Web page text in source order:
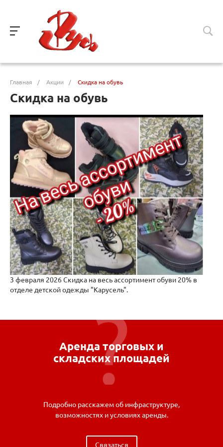
Главная / Акции / Скидка на обувь
Скидка на обувь
3 февраля 2026Скидка на весь ассортимент обуви 20% в
отделе детской одежды "Карусель".
Аренда торговых и
складских площадей
Подробно расскажем об инфраструктуре,
возможностях и условиях аренды.
Связаться